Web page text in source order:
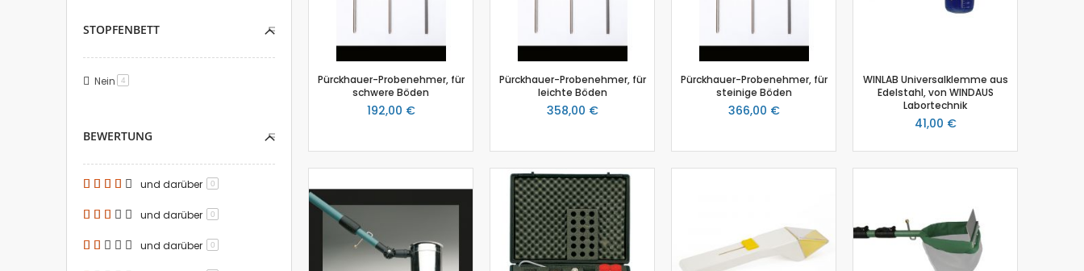
Temperatursensor
Thermoelement-Sensor
Tropfenzähler
Einsteiger-Kit Smart Sensoren Chemie
Gas-Chromatograph
Ladestation Go Direct®
Gasdrucksensor
Go!Link (GO -LINK)
Pürckhauer-Probenehmer, für
schwere Böden
192,00 €
Pürckhauer-Probenehmer, für
leichte Böden
358,00 €
Pürckhauer-Probenehmer, für
steinige Böden
366,00 €
WINLAB Universalklemme aus
Edelstahl, von WINDAUS
Labortechnik
41,00 €
STOPFENBETT
Nein 4
BEWERTUNG
und darüber 0
und darüber 0
und darüber 0